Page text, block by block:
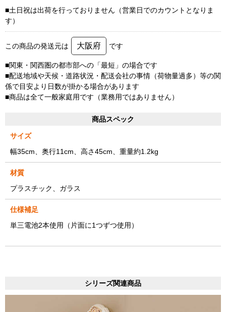
■土日祝は出荷を行っておりません（営業日でのカウントとなりま
す）
この商品の発送元は 大阪府 です
■関東・関西圏の都市部への「最短」の場合です
■配送地域や天候・道路状況・配送会社の事情（荷物量過多）等の関
係で目安より日数が掛かる場合があります
■商品は全て一般家庭用です（業務用ではありません）
商品スペック
サイズ
幅35cm、奥行11cm、高さ45cm、重量約1.2kg
材質
プラスチック、ガラス
仕様補足
単三電池2本使用（片面に1つずつ使用）
シリーズ関連商品